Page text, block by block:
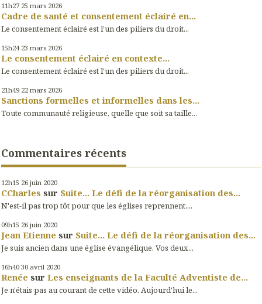
11h27 25 mars 2026
Cadre de santé et consentement éclairé en...
Le consentement éclairé est l’un des piliers du droit...
15h24 23 mars 2026
Le consentement éclairé en contexte...
Le consentement éclairé est l'un des piliers du droit...
21h49 22 mars 2026
Sanctions formelles et informelles dans les...
Toute communauté religieuse, quelle que soit sa taille...
Commentaires récents
12h15 26 juin 2020
CCharles sur Suite... Le défi de la réorganisation des...
N'est-il pas trop tôt pour que les églises reprennent....
09h15 26 juin 2020
Jean Etienne sur Suite... Le défi de la réorganisation des...
Je suis ancien dans une église évangélique. Vos deux...
16h40 30 avril 2020
Renée sur Les enseignants de la Faculté Adventiste de...
Je n'étais pas au courant de cette vidéo. Aujourd'hui le...